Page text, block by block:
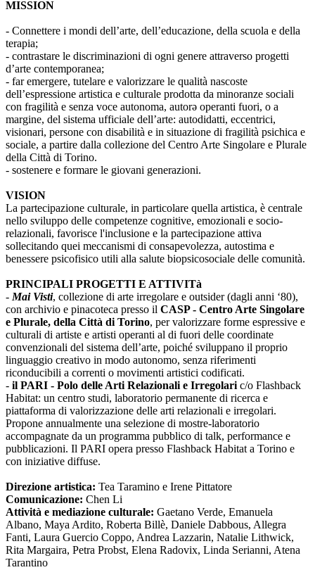
MISSION
- Connettere i mondi dell’arte, dell’educazione, della scuola e della
terapia;
- contrastare le discriminazioni di ogni genere attraverso progetti
d’arte contemporanea;
- far emergere, tutelare e valorizzare le qualità nascoste
dell’espressione artistica e culturale prodotta da minoranze sociali
con fragilità e senza voce autonoma, autorə operanti fuori, o a
margine, del sistema ufficiale dell’arte: autodidatti, eccentrici,
visionari, persone con disabilità e in situazione di fragilità psichica e
sociale, a partire dalla collezione del Centro Arte Singolare e Plurale
della Città di Torino.
- sostenere e formare le giovani generazioni.
VISION
La partecipazione culturale, in particolare quella artistica, è centrale
nello sviluppo delle competenze cognitive, emozionali e socio-
relazionali, favorisce l'inclusione e la partecipazione attiva
sollecitando quei meccanismi di consapevolezza, autostima e
benessere psicofisico utili alla salute biopsicosociale delle comunità.
PRINCIPALI PROGETTI E ATTIVITà
- Mai Visti, collezione di arte irregolare e outsider (dagli anni ‘80),
con archivio e pinacoteca presso il CASP - Centro Arte Singolare
e Plurale, della Città di Torino, per valorizzare forme espressive e
culturali di artiste e artisti operanti al di fuori delle coordinate
convenzionali del sistema dell’arte, poiché sviluppano il proprio
linguaggio creativo in modo autonomo, senza riferimenti
riconducibili a correnti o movimenti artistici codificati.
- il PARI - Polo delle Arti Relazionali e Irregolari c/o Flashback
Habitat: un centro studi, laboratorio permanente di ricerca e
piattaforma di valorizzazione delle arti relazionali e irregolari.
Propone annualmente una selezione di mostre-laboratorio
accompagnate da un programma pubblico di talk, performance e
pubblicazioni. Il PARI opera presso Flashback Habitat a Torino e
con iniziative diffuse.
Direzione artistica: Tea Taramino e Irene Pittatore
Comunicazione: Chen Li
Attività e mediazione culturale: Gaetano Verde, Emanuela
Albano, Maya Ardito, Roberta Billè, Daniele Dabbous, Allegra
Fanti, Laura Guercio Coppo, Andrea Lazzarin, Natalie Lithwick,
Rita Margaira, Petra Probst, Elena Radovix, Linda Serianni, Atena
Tarantino